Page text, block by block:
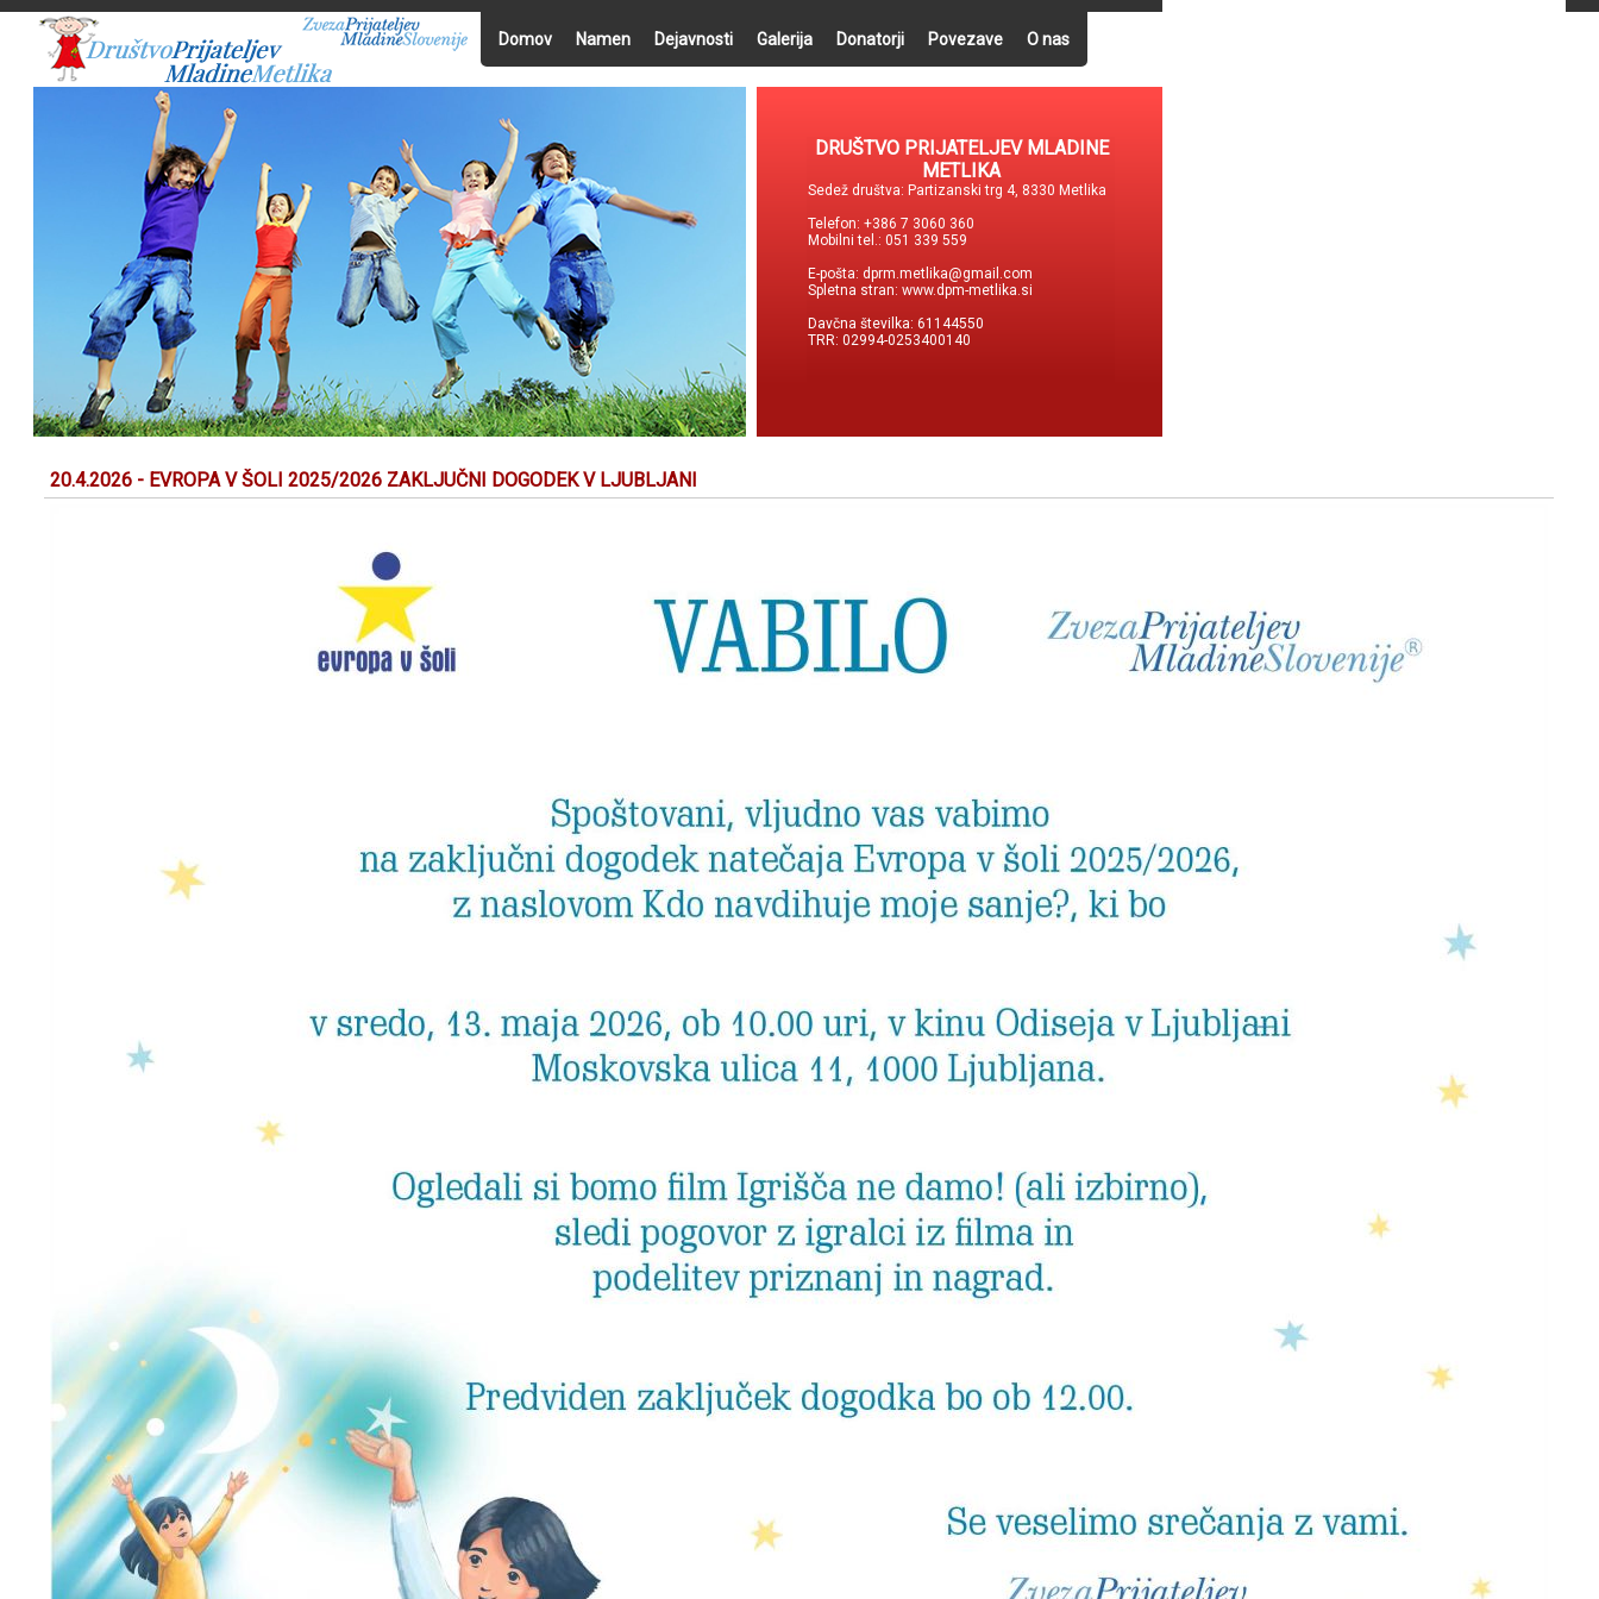
Domov Namen Dejavnosti Galerija Donatorji Povezave O nas
DRUŠTVO PRIJATELJEV MLADINE
METLIKA
Sedež društva: Partizanski trg 4, 8330 Metlika
Telefon: +386 7 3060 360
Mobilni tel.: 051 339 559
E-pošta: dprm.metlika@gmail.com
Spletna stran: www.dpm-metlika.si
Davčna številka: 61144550
TRR: 02994-0253400140
20.4.2026 - EVROPA V ŠOLI 2025/2026 ZAKLJUČNI DOGODEK V LJUBLJANI